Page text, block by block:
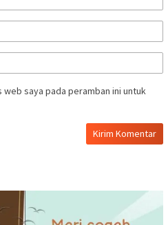
web saya pada peramban ini untuk